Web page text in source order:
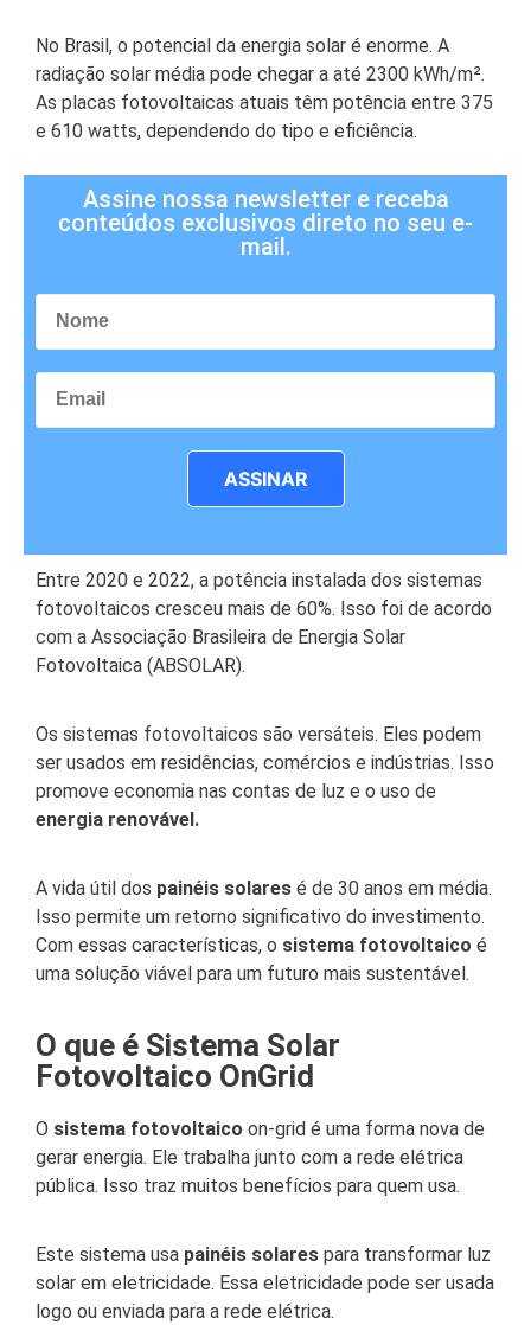
No Brasil, o potencial da energia solar é enorme. A
radiação solar média pode chegar a até 2300 kWh/m².
As placas fotovoltaicas atuais têm potência entre 375
e 610 watts, dependendo do tipo e eficiência.
Assine nossa newsletter e receba
conteúdos exclusivos direto no seu e-
mail.
ASSINAR
Entre 2020 e 2022, a potência instalada dos sistemas
fotovoltaicos cresceu mais de 60%. Isso foi de acordo
com a Associação Brasileira de Energia Solar
Fotovoltaica (ABSOLAR).
Os sistemas fotovoltaicos são versáteis. Eles podem
ser usados em residências, comércios e indústrias. Isso
promove economia nas contas de luz e o uso de
energia renovável.
A vida útil dos painéis solares é de 30 anos em média.
Isso permite um retorno significativo do investimento.
Com essas características, o sistema fotovoltaico é
uma solução viável para um futuro mais sustentável.
O que é Sistema Solar
Fotovoltaico OnGrid
O sistema fotovoltaico on-grid é uma forma nova de
gerar energia. Ele trabalha junto com a rede elétrica
pública. Isso traz muitos benefícios para quem usa.
Este sistema usa painéis solares para transformar luz
solar em eletricidade. Essa eletricidade pode ser usada
logo ou enviada para a rede elétrica.